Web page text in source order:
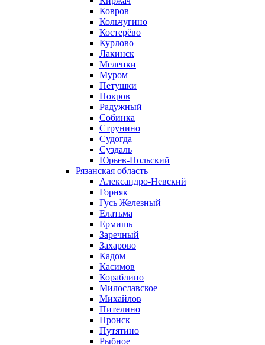
Ковров
Кольчугино
Костерёво
Курлово
Лакинск
Меленки
Муром
Петушки
Покров
Радужный
Собинка
Струнино
Судогда
Суздаль
Юрьев-Польский
Рязанская область
Александро-Невский
Горняк
Гусь Железный
Елатьма
Ермишь
Заречный
Захарово
Кадом
Касимов
Кораблино
Милославское
Михайлов
Пителино
Пронск
Путятино
Рыбное